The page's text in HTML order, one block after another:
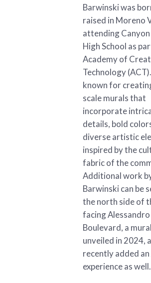
Barwinski was
raised in Moreno
attending Canyon
High School as
Academy of
Technology
known for
scale murals that
incorporate
details, bold
diverse artistic
inspired by the
fabric of the
Additional work
Barwinski can be
the north side of
facing Alessandro
Boulevard, a
unveiled in 2024,
recently added an
experience as well.